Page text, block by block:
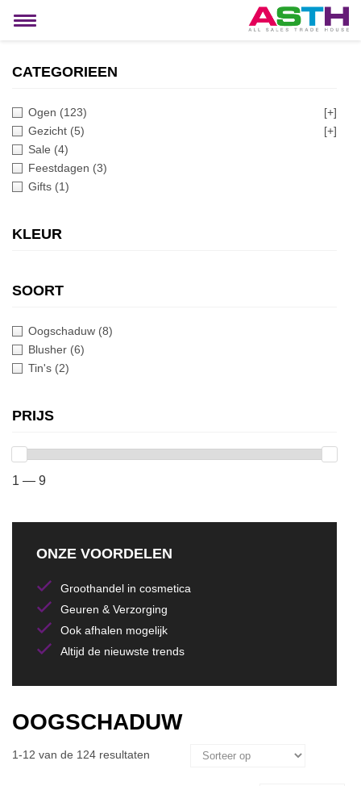
Toggle
CATEGORIEEN
Ogen (123)
[+]
Gezicht (5)
[+]
Sale (4)
Feestdagen (3)
Gifts (1)
KLEUR
SOORT
Oogschaduw (8)
Blusher (6)
Tin's (2)
PRIJS
1 — 9
ONZE VOORDELEN
Groothandel in cosmetica
Geuren & Verzorging
Ook afhalen mogelijk
Altijd de nieuwste trends
OOGSCHADUW
1-12 van de 124 resultaten